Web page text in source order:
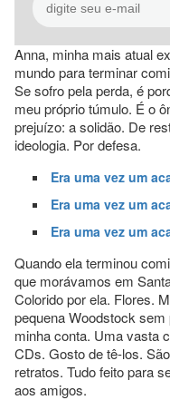
Anna, minha mais atual
mundo para terminar
Se sofro pela perda, é
meu próprio túmulo. É o
prejuízo: a solidão. De
ideologia. Por defesa.
Era uma vez um
Era uma vez um
Era uma vez um
Quando ela terminou
que morávamos em
Colorido por ela. Flores.
pequena Woodstock
minha conta. Uma vasta
CDs. Gosto de tê-los.
retratos. Tudo feito para
aos amigos.